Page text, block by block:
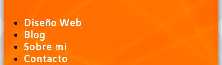
Diseño Web
Blog
Sobre mi
Contacto